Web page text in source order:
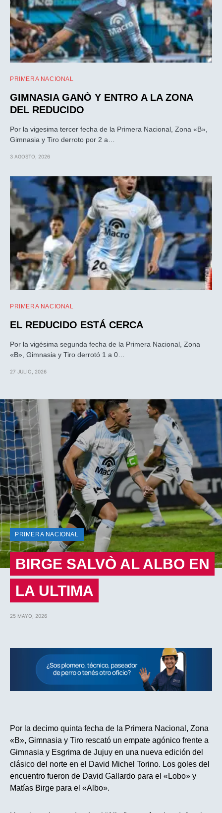
PRIMERA NACIONAL
GIMNASIA GANÒ Y ENTRO A LA ZONA
DEL REDUCIDO
Por la vigesima tercer fecha de la Primera Nacional, Zona «B»,
Gimnasia y Tiro derroto por 2 a…
3 AGOSTO, 2026
PRIMERA NACIONAL
EL REDUCIDO ESTÁ CERCA
Por la vigésima segunda fecha de la Primera Nacional, Zona
«B», Gimnasia y Tiro derrotó 1 a 0…
27 JULIO, 2026
PRIMERA NACIONAL
BIRGE SALVÒ AL ALBO EN
LA ULTIMA
25 MAYO, 2026
Por la decimo quinta fecha de la Primera Nacional, Zona
«B», Gimnasia y Tiro rescató un empate agónico frente a
Gimnasia y Esgrima de Jujuy en una nueva edición del
clásico del norte en el David Michel Torino. Los goles del
encuentro fueron de David Gallardo para el «Lobo» y
Matías Birge para el «Albo».